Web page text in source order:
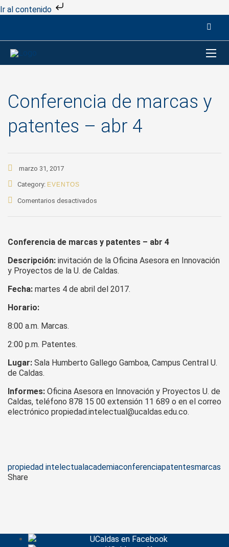
Ir al contenido
Conferencia de marcas y
patentes – abr 4
marzo 31, 2017
Category: EVENTOS
Comentarios desactivados
y
–
abr
4
Conferencia de marcas y patentes – abr 4
Descripción: invitación de la Oficina Asesora en Innovación
y Proyectos de la U. de Caldas.
Fecha: martes 4 de abril del 2017.
Horario:
8:00 a.m. Marcas.
2:00 p.m. Patentes.
Lugar: Sala Humberto Gallego Gamboa, Campus Central U.
de Caldas.
Informes: Oficina Asesora en Innovación y Proyectos U. de
Caldas, teléfono 878 15 00 extensión 11 689 o en el correo
electrónico propiedad.intelectual@ucaldas.edu.co.
Tags
propiedad intelectualacademiaconferenciapatentesmarcas
Share